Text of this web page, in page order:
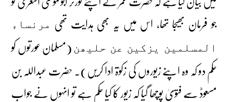
جو فرمان بھیجا تھا، اس میں یہ بھی ہدایت تھی مرنساء
المسلمین یزکین عن حلیھن (مسلمان عورتوں کو
حکم دو کہ وہ اپنے زیوروں کی زکوٰۃ ادا کریں)۔ حضرت عبداللہ بن
مسعودؓ سے فتویٰ پوچھا گیا کہ زیور کا کیا حکم ہے تو انہوں نے جواب